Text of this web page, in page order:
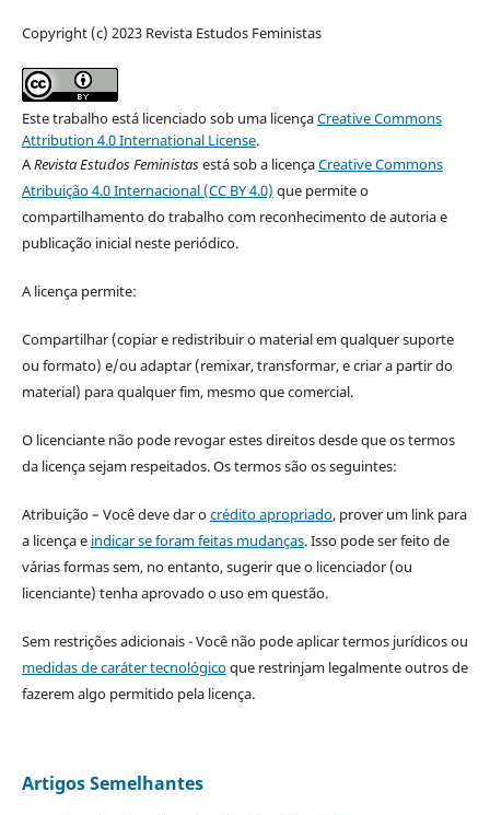
Copyright (c) 2023 Revista Estudos Feministas
Este trabalho está licenciado sob uma licençaCreative Commons
Attribution 4.0 International License.
ARevista Estudos Feministasestá sob a licençaCreative Commons
Atribuição 4.0 Internacional (CC BY 4.0) que permite o
compartilhamento do trabalho com reconhecimento de autoria e
publicação inicial neste periódico.
A licença permite:
Compartilhar (copiar e redistribuir o material em qualquer suporte
ou formato) e/ou adaptar (remixar, transformar, e criar a partir do
material) para qualquer fim, mesmo que comercial.
O licenciante não pode revogar estes direitos desde que os termos
da licença sejam respeitados. Os termos são os seguintes:
Atribuição – Você deve dar ocrédito apropriado, prover um link para
a licença e indicar se foram feitas mudanças. Isso pode ser feito de
várias formas sem, no entanto, sugerir que o licenciador (ou
licenciante) tenha aprovado o uso em questão.
Sem restrições adicionais - Você não pode aplicar termos jurídicos ou
medidas de caráter tecnológicoque restrinjam legalmente outros de
fazerem algo permitido pela licença.
Artigos Semelhantes